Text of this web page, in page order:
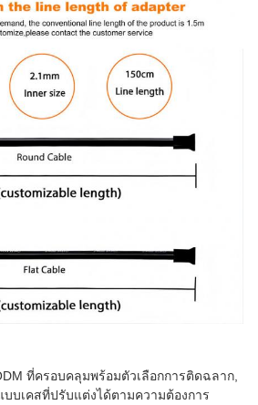
ที่ครอบคลุมพร้อมตัวเลือกการติดฉลาก,
บเคสที่ปรับแต่งได้ตามความต้องการ